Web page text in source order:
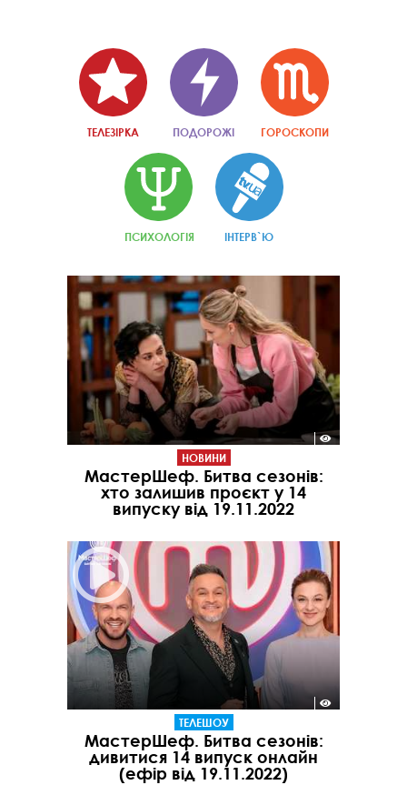
ТЕЛЕЗІРКА ПОДОРОЖІ ГОРОСКОПИ
ПСИХОЛОГІЯ ІНТЕРВ`Ю
НОВИНИ
МастерШеф. Битва сезонів:
хто залишив проєкт у 14
випуску від 19.11.2022
ТЕЛЕШОУ
МастерШеф. Битва сезонів:
дивитися 14 випуск онлайн
(ефір від 19.11.2022)